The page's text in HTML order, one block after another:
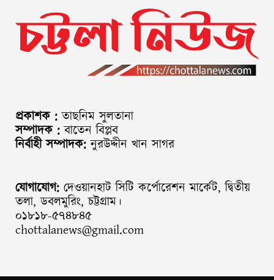
প্রকাশক : তাছনিম সুলতানা
সম্পাদক : বাতেন বিপ্লব
নির্বাহী সম্পাদক: নুরউদ্দীন খান সাগর
যোগাযোগ: দেওয়ানহাট সিটি কর্পোরেশন মার্কেট, দ্বিতীয়
তলা, ডবলমুরিং, চট্টগ্রাম।
০১৮১৮-৫৭৪৮৪৫
chottalanews@gmail.com